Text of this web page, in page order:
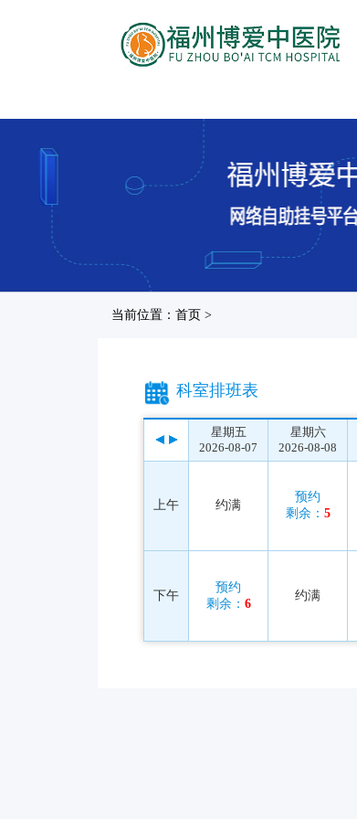
当前位置：首页 >
科室排班表
星期五
2026-08-07
星期六
2026-08-08
上午 约满
预约
剩余： 5
下午
预约
剩余： 6
约满